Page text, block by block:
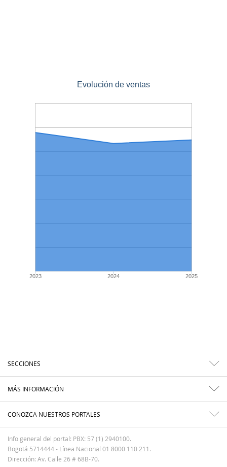
Evolución de ventas
2023 2024 2025
SECCIONES
MÁS INFORMACIÓN
CONOZCA NUESTROS PORTALES
Info general del portal: PBX: 57 (1) 2940100.
Bogotá 5714444 - Línea Nacional 01 8000 110 211.
Dirección: Av. Calle 26 # 68B-70.